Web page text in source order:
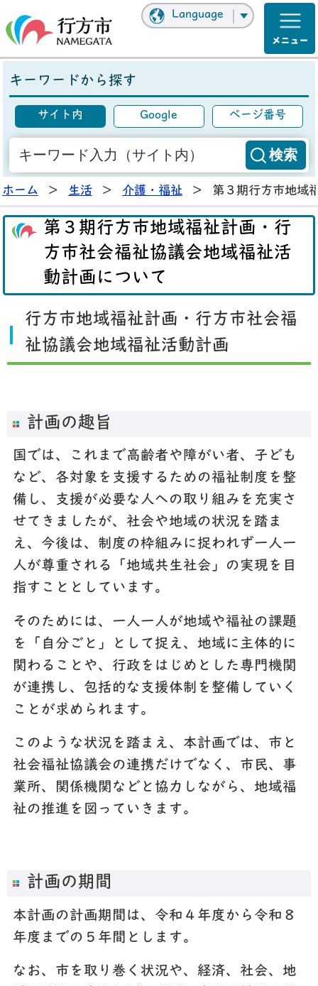
Language
キーワードから探す
サイト内 Google ページ番号
ホーム > 生活 > 介護・福祉 > 第３期行方市地域
第３期行方市地域福祉計画・行
方市社会福祉協議会地域福祉活
動計画について
行方市地域福祉計画・行方市社会福
祉協議会地域福祉活動計画
計画の趣旨
国では、これまで高齢者や障がい者、子ども
など、各対象を支援するための福祉制度を整
備し、支援が必要な人への取り組みを充実さ
せてきましたが、社会や地域の状況を踏ま
え、今後は、制度の枠組みに捉われず一人一
人が尊重される「地域共生社会」の実現を目
指すこととしています。
そのためには、一人一人が地域や福祉の課題
を「自分ごと」として捉え、地域に主体的に
関わることや、行政をはじめとした専門機関
が連携し、包括的な支援体制を整備していく
ことが求められます。
このような状況を踏まえ、本計画では、市と
社会福祉協議会の連携だけでなく、市民、事
業所、関係機関などと協力しながら、地域福
祉の推進を図っていきます。
計画の期間
本計画の計画期間は、令和４年度から令和８
年度までの５年間とします。
なお、市を取り巻く状況や、経済、社会、地